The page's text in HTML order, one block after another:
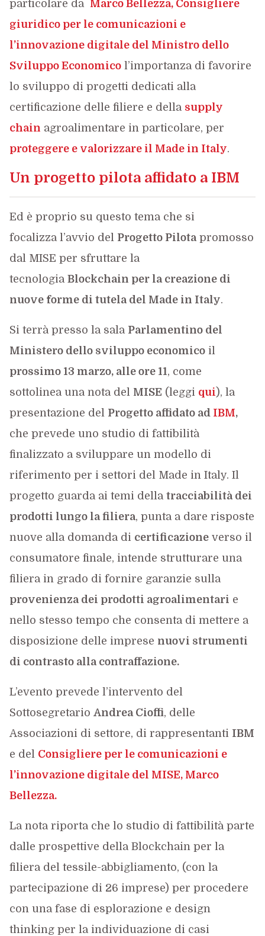
particolare da Marco Bellezza, Consigliere
giuridico per le comunicazioni e
l’innovazione digitale del Ministro dello
Sviluppo Economicol’importanza di favorire
lo sviluppo di progetti dedicati alla
certificazione delle filiere e della supply
chain agroalimentare in particolare, per
proteggere e valorizzare il Made in Italy.
Un progetto pilota affidato a IBM
Ed è proprio su questo tema che si
focalizza l’avvio del Progetto Pilotapromosso
dal MISE per sfruttare la
tecnologia Blockchain per la creazione di
nuove forme di tutela del Made in Italy.
Si terrà presso la sala Parlamentino del
Ministero dello sviluppo economicoil
prossimo 13 marzo, alle ore 11, come
sottolinea una nota del MISE (leggi qui), la
presentazione del Progetto affidato ad IBM,
che prevede uno studio di fattibilità
finalizzato a sviluppare un modello di
riferimento per i settori del Made in Italy. Il
progetto guarda ai temi della tracciabilità dei
prodotti lungo la filiera, punta a dare risposte
nuove alla domanda di certificazioneverso il
consumatore finale, intende strutturare una
filiera in grado di fornire garanzie sulla
provenienza dei prodotti agroalimentari e
nello stesso tempo che consenta di mettere a
disposizione delle imprese nuovi strumenti
di contrasto alla contraffazione.
L’evento prevede l’intervento del
Sottosegretario Andrea Cioffi, delle
Associazioni di settore, di rappresentanti IBM
e del Consigliere per le comunicazioni e
l’innovazione digitale del MISE, Marco
Bellezza.
La nota riporta che lo studio di fattibilità parte
dalle prospettive della Blockchain per la
filiera del tessile-abbigliamento, (con la
partecipazione di 26 imprese) per procedere
con una fase di esplorazione e design
thinking per la individuazione di casi